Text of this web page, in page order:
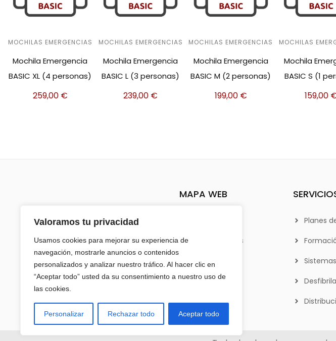
Valoramos tu privacidad
Usamos cookies para mejorar su experiencia de
navegación, mostrarle anuncios o contenidos
personalizados y analizar nuestro tráfico. Al hacer clic en
“Aceptar todo” usted da su consentimiento a nuestro uso de
las cookies.
Personalizar Rechazar todo Aceptar todo
MOCHILAS EMERGENCIAS
Mochila Emergencia
BASIC XL (4 personas)
259,00 €
MOCHILAS EMERGENCIAS
Mochila Emergencia
BASIC L (3 personas)
239,00 €
MOCHILAS EMERGENCIAS
Mochila Emergencia
BASIC M (2 personas)
199,00 €
MOCHILAS
Mochila
BASIC S (1
159,00
MAPA WEB
Sobre nosotros
Tienda
Mi cuenta
Contacto
Planes